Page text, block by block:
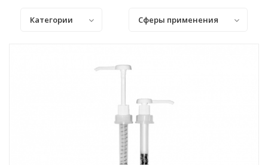
Категории Сферы применения